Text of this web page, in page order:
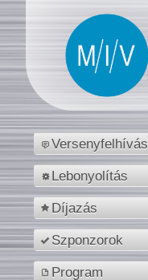
Versenyfelhívás
Lebonyolítás
Díjazás
Szponzorok
Program